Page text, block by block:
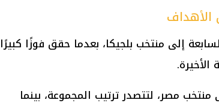
الأهداف
إلى منتخب بلجيكا، بعدما حقق فوزًا كبيرًا
منتخب مصر، لتتصدر ترتيب المجموعة، بينما